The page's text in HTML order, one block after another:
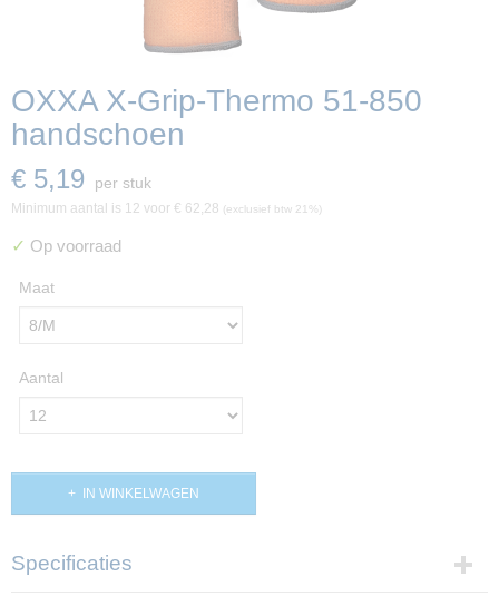
OXXA X-Grip-Thermo 51-850
handschoen
€ 5,19 per stuk
Minimum aantal is 12 voor € 62,28 (exclusief btw 21%)
✓ Op voorraad
Maat
Aantal
IN WINKELWAGEN
Specificaties